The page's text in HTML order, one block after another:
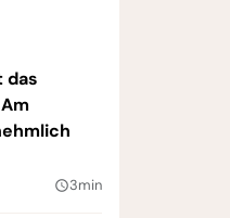
das
query_builder3min